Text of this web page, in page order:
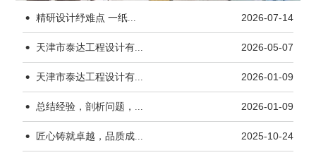
杨柳青水厂170kW... 天津市茂
· 精研设计纾难点 一纸... 2026-07-14
· 天津市泰达工程设计有... 2026-05-07
· 天津市泰达工程设计有... 2026-01-09
· 总结经验，剖析问题，... 2026-01-09
· 匠心铸就卓越，品质成... 2025-10-24